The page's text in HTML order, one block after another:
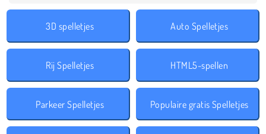
3D spelletjes Auto Spelletjes
Rij Spelletjes HTML5-spellen
Parkeer Spelletjes Populaire gratis Spelletjes